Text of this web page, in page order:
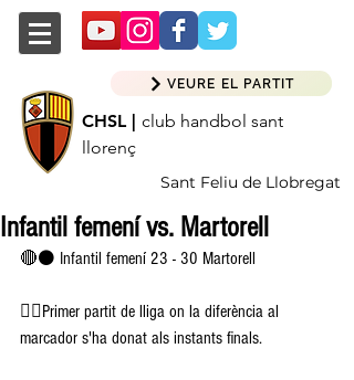
CHSL | club handbol sant
llorenç
Sant Feliu de Llobregat
VEURE EL PARTIT
Infantil femení vs. Martorell
🔴⚫️ Infantil femení 23 - 30 Martorell
👉🏽Primer partit de lliga on la diferència al
marcador s'ha donat als instants finals.